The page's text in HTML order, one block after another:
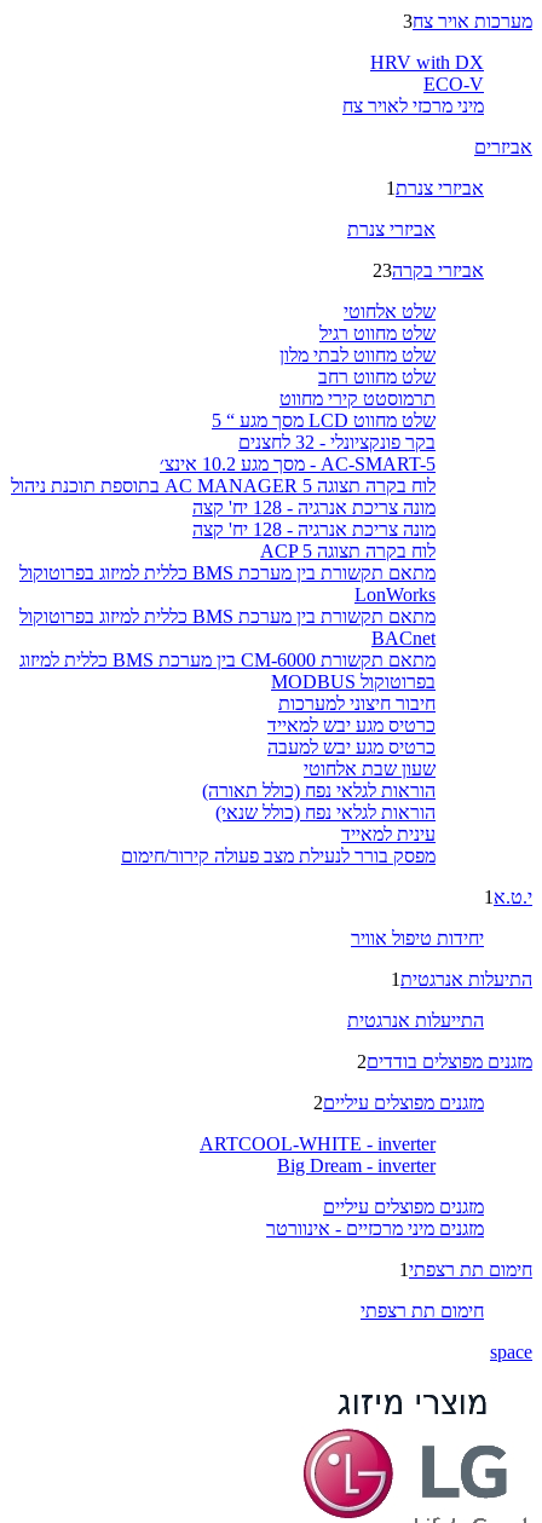
מערכות אויר צח3
HRV with DX
ECO-V
מיני מרכזי לאויר צח
אביזרים
אביזרי צנרת1
אביזרי צנרת
אביזרי בקרה23
שלט אלחוטי
שלט מחווט רגיל
שלט מחווט לבתי מלון
שלט מחווט רחב
תרמוסטט קירי מחווט
שלט מחווט LCD מסך מגע “ 5
בקר פונקציונלי - 32 לחצנים
AC-SMART-5 - מסך מגע 10.2 אינצ׳
לוח בקרה תצוגה AC MANAGER 5 בתוספת תוכנת ניהול
מונה צריכת אנרגיה - 128 יח' קצה
מונה צריכת אנרגיה - 128 יח' קצה
לוח בקרה תצוגה ACP 5
מתאם תקשורת בין מערכת BMS כללית למיזוג בפרוטוקול
LonWorks
מתאם תקשורת בין מערכת BMS כללית למיזוג בפרוטוקול
BACnet
מתאם תקשורת CM-6000 בין מערכת BMS כללית למיזוג
בפרוטוקול MODBUS
חיבור חיצוני למערכות
כרטיס מגע יבש למאייד
כרטיס מגע יבש למעבה
שעון שבת אלחוטי
הוראות לגלאי נפח (כולל תאורה)
הוראות לגלאי נפח (כולל שנאי)
עינית למאייד
מפסק בורר לנעילת מצב פעולה קירור/חימום
י.ט.א 1
יחידות טיפול אוויר
התיעלות אנרגטית1
התייעלות אנרגטית
מזגנים מפוצלים בודדים2
מזגנים מפוצלים עיליים2
ARTCOOL-WHITE - inverter
Big Dream - inverter
מזגנים מפוצלים עיליים
מזגנים מיני מרכזיים - אינוורטר
חימום תת רצפתי1
חימום תת רצפתי
space